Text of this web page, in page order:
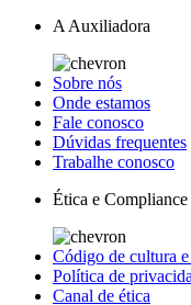
A Auxiliadora
Sobre nós
Onde estamos
Fale conosco
Dúvidas frequentes
Trabalhe conosco
Ética e Compliance
Código de cultura
Política de
Canal de ética